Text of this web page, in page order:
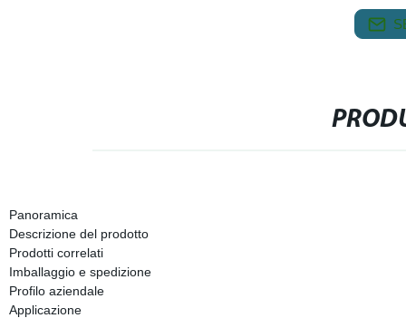
Panoramica
Descrizione del prodotto
Prodotti correlati
Imballaggio e spedizione
Profilo aziendale
Applicazione